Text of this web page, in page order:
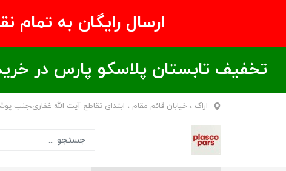
ارسال رایگان به تمام نقاط
تخفیف تابستان پلاسکو پارس در خریدهای بالای ۶00 هزار تومان / خرید
اراک ، خیابان قائم مقام ، ابتدای تقاطع آیت الله غفاری،جنب